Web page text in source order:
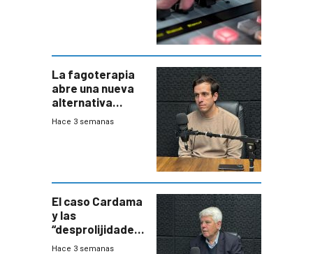
La fagoterapia
abre una nueva
alternativa
contra bacterias
innovadora
Hace 3 semanas
El caso Cardama
y las
“desprolijidades”
que la
Hace 3 semanas